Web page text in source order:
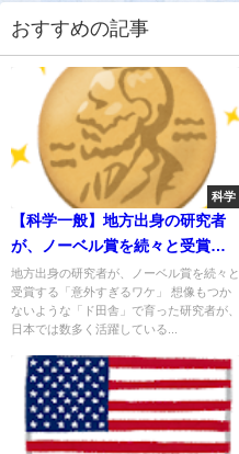
おすすめの記事
科学
【科学一般】地方出身の研究者
が、ノーベル賞を続々と受賞す
る「意外すぎるワケ」
地方出身の研究者が、ノーベル賞を続々と
受賞する「意外すぎるワケ」 想像もつか
ないような「ド田舎」で育った研究者が、
日本では数多く活躍している...